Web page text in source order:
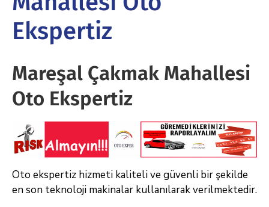
Ekspertiz
Mareşal Çakmak Mahallesi
Oto Ekspertiz
Oto ekspertiz hizmeti kaliteli ve güvenli bir şekilde
en son teknoloji makinalar kullanılarak verilmektedir.